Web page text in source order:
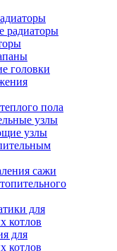
радиаторы
головки
пола
узлы
узлы
сажи
для
котлов
для
котлов